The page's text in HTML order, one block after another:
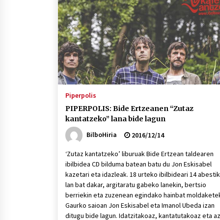
protagonista
2026/07/16
POTTO: San Pedro jaietako bertso-
saioa
2026/07/09
Auritz Iñurrietaren margoak
Piperpolis
PIPERPOLIS: Bide Ertzeanen “Zutaz
kantatzeko” lana bide lagun
BilboHiria
2016/12/14
‘Zutaz kantatzeko’ liburuak Bide Ertzean taldearen
ibilbidea CD bilduma batean batu du Jon Eskisabel
kazetari eta idazleak. 18 urteko ibilbideari 14
lan bat dakar, argitaratu gabeko lanekin, bertsio
berriekin eta zuzenean egindako hainbat
Gaurko saioan Jon Eskisabel eta Imanol Ubeda izan
ditugu bide lagun. Idatzitakoaz, kantatutakoaz eta